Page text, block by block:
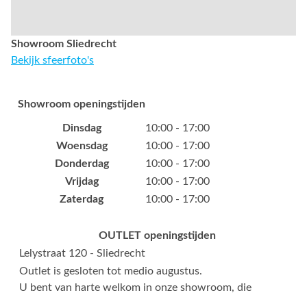
Showroom Sliedrecht
Bekijk sfeerfoto's
Showroom openingstijden
Dinsdag
10:00 - 17:00
Woensdag
10:00 - 17:00
Donderdag
10:00 - 17:00
Vrijdag
10:00 - 17:00
Zaterdag
10:00 - 17:00
OUTLET openingstijden
Lelystraat 120 - Sliedrecht
Outlet is gesloten tot medio augustus.
U bent van harte welkom in onze showroom, die